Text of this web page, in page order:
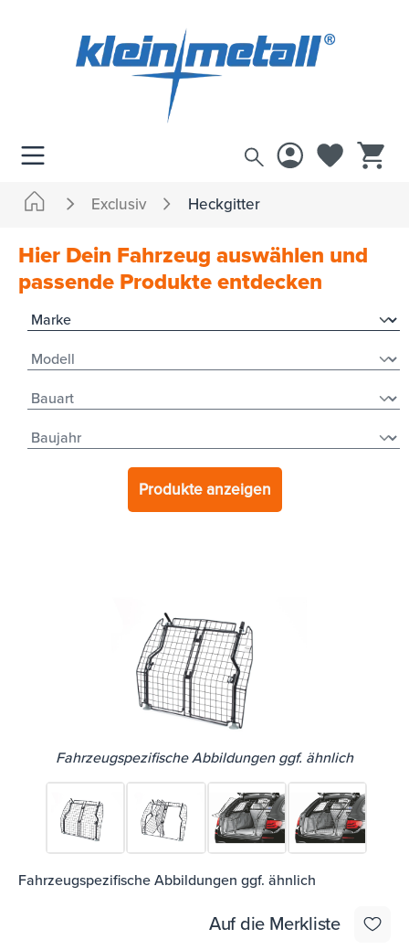
Exclusiv Heckgitter
Hier Dein Fahrzeug auswählen und
passende Produkte entdecken
Produkte anzeigen
Fahrzeugspezifische Abbildungen ggf. ähnlich
Fahrzeugspezifische Abbildungen ggf. ähnlich
Auf die Merkliste